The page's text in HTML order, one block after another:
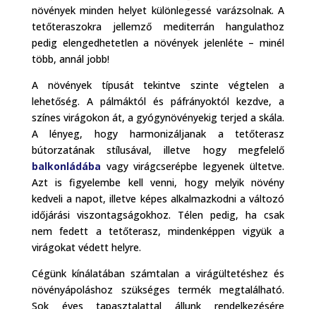
növények minden helyet különlegessé varázsolnak. A
tetőteraszokra jellemző mediterrán hangulathoz
pedig elengedhetetlen a növények jelenléte – minél
több, annál jobb!
A növények típusát tekintve szinte végtelen a
lehetőség. A pálmáktól és páfrányoktól kezdve, a
színes virágokon át, a gyógynövényekig terjed a skála.
A lényeg, hogy harmonizáljanak a tetőterasz
bútorzatának stílusával, illetve hogy megfelelő
balkonládába vagy virágcserépbe legyenek ültetve.
Azt is figyelembe kell venni, hogy melyik növény
kedveli a napot, illetve képes alkalmazkodni a változó
időjárási viszontagságokhoz. Télen pedig, ha csak
nem fedett a tetőterasz, mindenképpen vigyük a
virágokat védett helyre.
Cégünk kínálatában számtalan a virágültetéshez és
növényápoláshoz szükséges termék megtalálható.
Sok éves tapasztalattal állunk rendelkezésére